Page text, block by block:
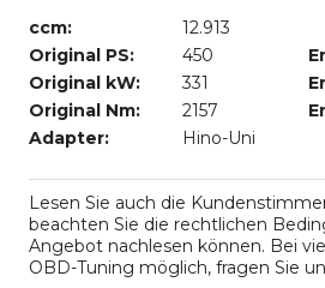
ccm:
12.913
Original PS:
450
Original kW:
331
Original Nm:
2157
Adapter:
Hino-Uni
Lesen Sie auch die
beachten Sie die rechtlichen
Angebot nachlesen können. Bei
OBD-Tuning möglich, fragen Sie